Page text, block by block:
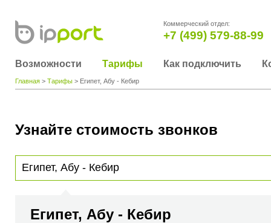
Коммерческий отдел:
+7 (499) 579-88-99
Возможности Тарифы Как подключить
Главная > Тарифы > Египет, Абу - Кебир
Узнайте стоимость звонков
Египет, Абу - Кебир